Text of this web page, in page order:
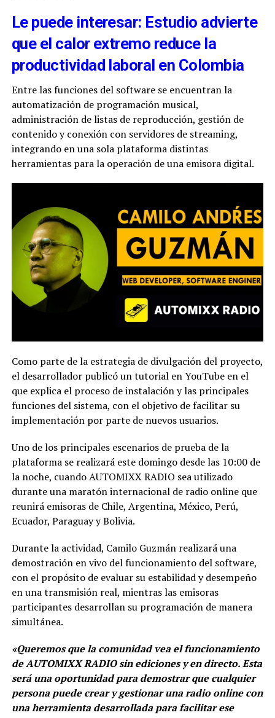
Le puede interesar: Estudio advierte
que el calor extremo reduce la
productividad laboral en Colombia
Entre las funciones del software se encuentran la
automatización de programación musical,
administración de listas de reproducción, gestión de
contenido y conexión con servidores de streaming,
integrando en una sola plataforma distintas
herramientas para la operación de una emisora digital.
Como parte de la estrategia de divulgación del proyecto,
el desarrollador publicó un tutorial en YouTube en el
que explica el proceso de instalación y las principales
funciones del sistema, con el objetivo de facilitar su
implementación por parte de nuevos usuarios.
Uno de los principales escenarios de prueba de la
plataforma se realizará este domingo desde las 10:00 de
la noche, cuando AUTOMIXX RADIO sea utilizado
durante una maratón internacional de radio online que
reunirá emisoras de Chile, Argentina, México, Perú,
Ecuador, Paraguay y Bolivia.
Durante la actividad, Camilo Guzmán realizará una
demostración en vivo del funcionamiento del software,
con el propósito de evaluar su estabilidad y desempeño
en una transmisión real, mientras las emisoras
participantes desarrollan su programación de manera
simultánea.
«Queremos que la comunidad vea el funcionamiento
de AUTOMIXX RADIO sin ediciones y en directo. Esta
será una oportunidad para demostrar que cualquier
persona puede crear y gestionar una radio online con
una herramienta desarrollada para facilitar ese